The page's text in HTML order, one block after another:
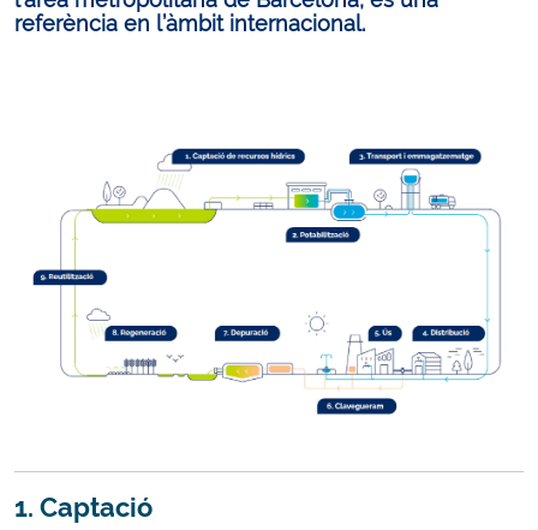
referència en l’àmbit internacional.
1. Captació